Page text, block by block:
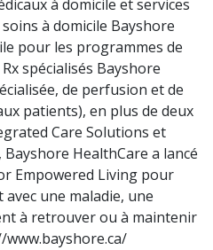
à domicile et services
à domicile Bayshore
pour les programmes de
spécialisés Bayshore
de perfusion et de
patients), en plus de deux
Care Solutions et
HealthCare a lancé
Empowered Living pour
une maladie, une
à retrouver ou à maintenir